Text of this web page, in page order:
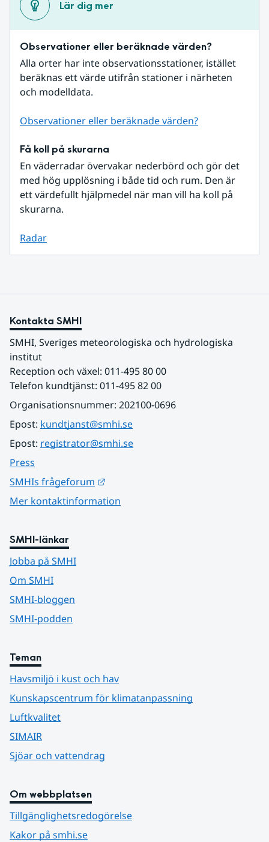
Lär dig mer
Observationer eller beräknade värden?
Alla orter har inte observationsstationer, istället
beräknas ett värde utifrån stationer i närheten
och modelldata.
Observationer eller beräknade värden?
Få koll på skurarna
En väderradar övervakar nederbörd och gör det
med hög upplösning i både tid och rum. Den är
ett värdefullt hjälpmedel när man vill ha koll på
skurarna.
Radar
Kontakta SMHI
SMHI, Sveriges meteorologiska och hydrologiska
institut
Reception och växel: 011-495 80 00
Telefon kundtjänst: 011-495 82 00
Organisationsnummer: 202100-0696
Epost: kundtjanst@smhi.se
Epost: registrator@smhi.se
Press
SMHIs frågeforum
Mer kontaktinformation
SMHI-länkar
Jobba på SMHI
Om SMHI
SMHI-bloggen
SMHI-podden
Teman
Havsmiljö i kust och hav
Kunskapscentrum för klimatanpassning
Luftkvalitet
SIMAIR
Sjöar och vattendrag
Om webbplatsen
Tillgänglighetsredogörelse
Kakor på smhi.se